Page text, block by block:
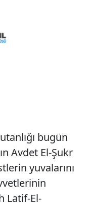
bugün
Avdet El-Şukr
yuvalarını
Latif-El-